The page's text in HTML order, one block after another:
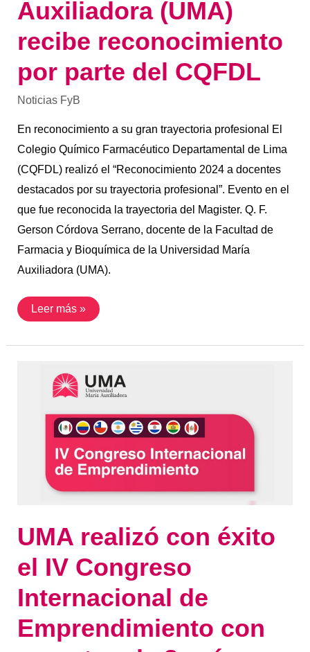
Auxiliadora (UMA)
recibe reconocimiento
por parte del CQFDL
Noticias FyB
En reconocimiento a su gran trayectoria profesional El
Colegio Químico Farmacéutico Departamental de Lima
(CQFDL) realizó el “Reconocimiento 2024 a docentes
destacados por su trayectoria profesional”. Evento en el
que fue reconocida la trayectoria del Magister. Q. F.
Gerson Córdova Serrano, docente de la Facultad de
Farmacia y Bioquímica de la Universidad María
Auxiliadora (UMA).
Leer más »
UMA realizó con éxito
el IV Congreso
Internacional de
Emprendimiento con
realizó
éxito
Congreso
Emprendimiento
con
expertos
latinoamericanos